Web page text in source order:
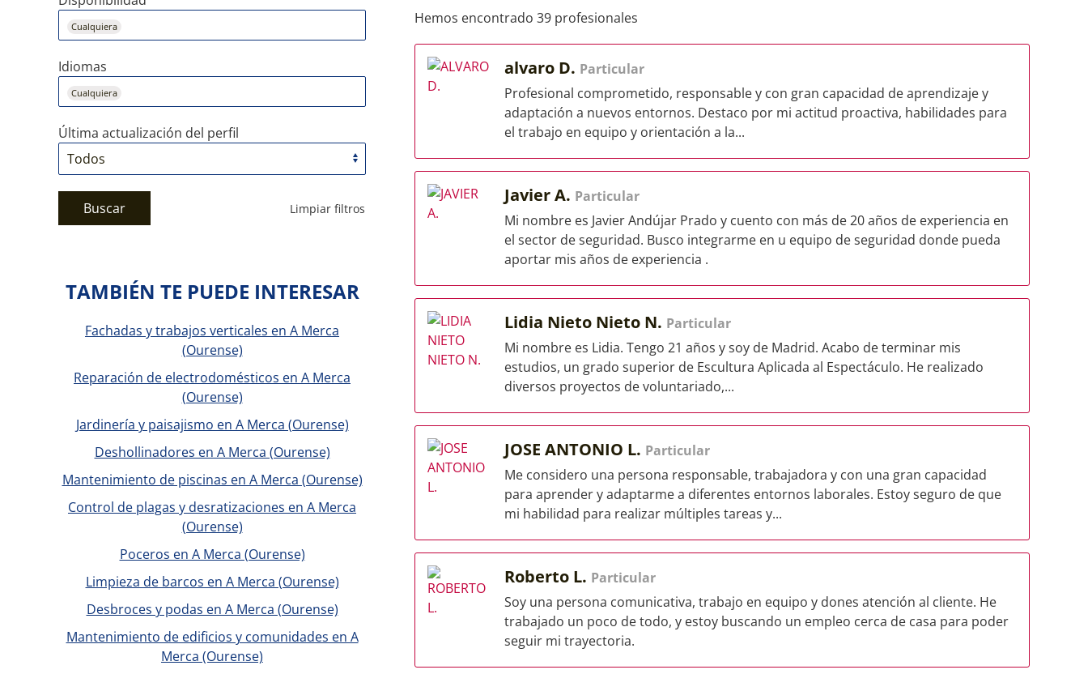
Cualquiera
Idiomas
Cualquiera
Última actualización del perfil
Buscar Limpiar filtros
Hemos encontrado 39 profesionales
alvaro D. Particular
Profesional comprometido, responsable y con gran capacidad de aprendizaje y
adaptación a nuevos entornos. Destaco por mi actitud proactiva, habilidades para
el trabajo en equipo y orientación a la...
Javier A. Particular
Mi nombre es Javier Andújar Prado y cuento con más de 20 años de experiencia en
el sector de seguridad. Busco integrarme en u equipo de seguridad donde pueda
aportar mis años de experiencia .
Lidia Nieto Nieto N. Particular
Mi nombre es Lidia. Tengo 21 años y soy de Madrid. Acabo de terminar mis
estudios, un grado superior de Escultura Aplicada al Espectáculo. He realizado
diversos proyectos de voluntariado,...
JOSE ANTONIO L. Particular
Me considero una persona responsable, trabajadora y con una gran capacidad
para aprender y adaptarme a diferentes entornos laborales. Estoy seguro de que
mi habilidad para realizar múltiples tareas y...
Roberto L. Particular
Soy una persona comunicativa, trabajo en equipo y dones atención al cliente. He
trabajado un poco de todo, y estoy buscando un empleo cerca de casa para poder
seguir mi trayectoria.
TAMBIÉN TE PUEDE INTERESAR
Fachadas y trabajos verticales en A Merca
(Ourense)
Reparación de electrodomésticos en A Merca
(Ourense)
Jardinería y paisajismo en A Merca (Ourense)
Deshollinadores en A Merca (Ourense)
Mantenimiento de piscinas en A Merca (Ourense)
Control de plagas y desratizaciones en A Merca
(Ourense)
Poceros en A Merca (Ourense)
Limpieza de barcos en A Merca (Ourense)
Desbroces y podas en A Merca (Ourense)
Mantenimiento de edificios y comunidades en A
Merca (Ourense)